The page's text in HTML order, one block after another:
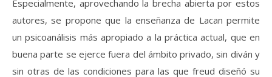
Especialmente, aprovechando la brecha abierta por estos
autores, se propone que la enseñanza de Lacan permite
un psicoanálisis más apropiado a la práctica actual, que en
buena parte se ejerce fuera del ámbito privado, sin diván y
sin otras de las condiciones para las que freud diseñó su